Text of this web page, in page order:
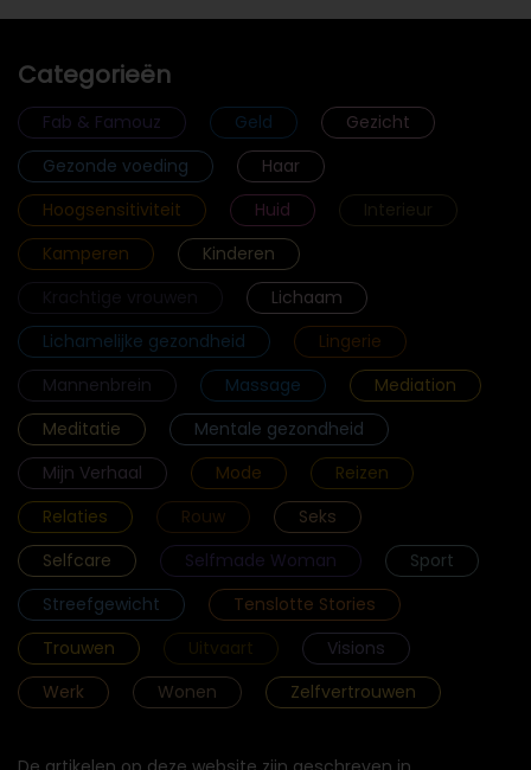
Categorieën
Fab & Famouz Geld
Gezicht
Gezonde voeding
Haar
Hoogsensitiviteit
Huid
Interieur
Kamperen
Kinderen
Lichaam
Lichamelijke gezondheid
Lingerie
Mannenbrein
Massage
Mediation
Meditatie
Mentale gezondheid
Mijn Verhaal
Mode
Reizen
Relaties
Rouw
Seks
Selfcare
Selfmade Woman
Sport
Streefgewicht
Tenslotte Stories
Trouwen
Uitvaart
Visions
Werk
Wonen Zelfvertrouwen